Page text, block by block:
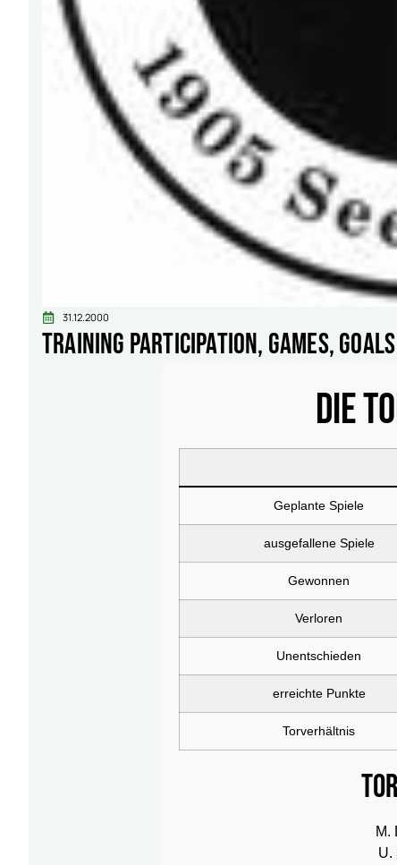
31.12.2000
Training participation, games,
Die
Geplante Spiele
ausgefallene Spiele
Gewonnen
Verloren
Unentschieden
erreichte Punkte
Torverhältnis
M.
U.